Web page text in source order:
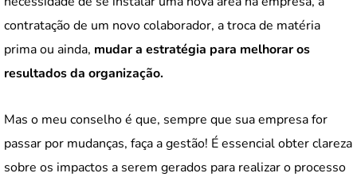
contratação de um novo colaborador, a troca de matéria
prima ou ainda, mudar a estratégia para melhorar os
resultados da organização.
Mas o meu conselho é que, sempre que sua empresa for
passar por mudanças, faça a gestão! É essencial obter clareza
sobre os impactos a serem gerados para realizar o processo